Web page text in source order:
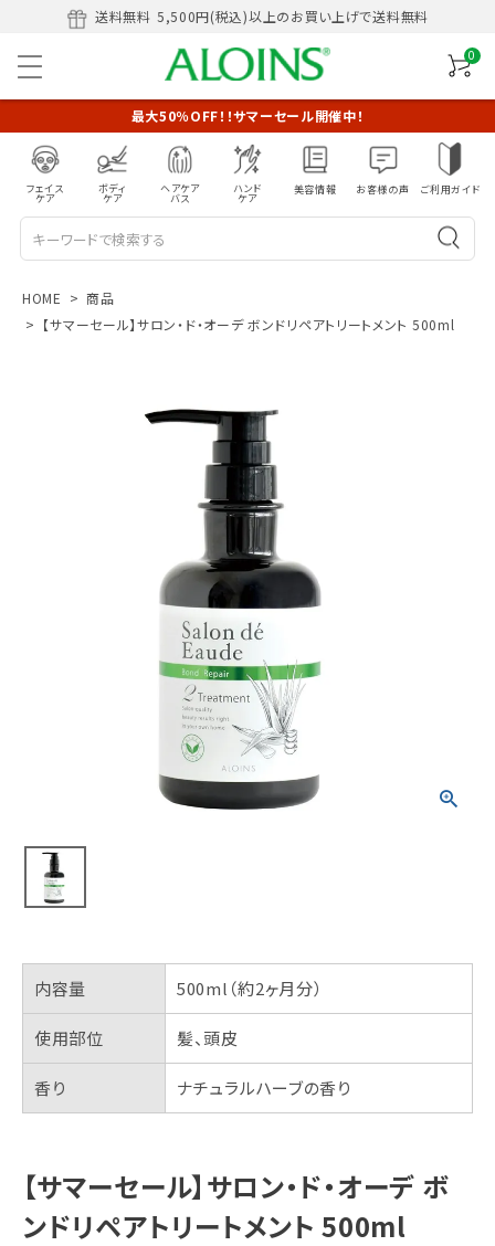
送料無料 5,500円(税込)以上のお買い上げで送料無料
0
最大50％OFF！！サマーセール開催中！
フェイス
ケア
ボディ
ケア
ヘアケア
バス
ハンド
ケア
美容情報 お客様の声 ご利用ガイド
HOME
商品
【サマーセール】サロン・ド・オーデ ボンドリペアトリートメント 500ml
内容量 500ml（約2ヶ月分）
使用部位 髪、頭皮
香り ナチュラルハーブの香り
【サマーセール】サロン・ド・オーデ ボ
ンドリペアトリートメント 500ml